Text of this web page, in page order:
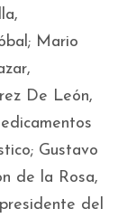
Mario
De León,
Gustavo
de la Rosa,
del